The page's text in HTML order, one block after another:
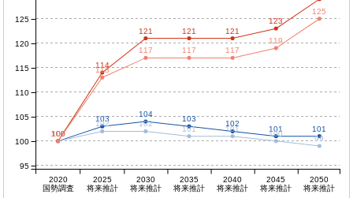
100
103
104
103
102
101 101
100
102 102
101 101
100
99
100
114
121 121 121
123
100
113
117 117 117
119
125
2020
国勢調査
2025
将来推計
2030
将来推計
2035
将来推計
2040
将来推計
2045
将来推計
2050
将来推計
100
105
110
115
120
125
95